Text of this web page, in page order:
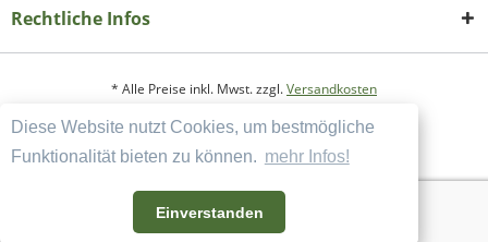
Diese Website nutzt Cookies, um bestmögliche
Funktionalität bieten zu können. mehr Infos!
Einverstanden
Rechtliche Infos
* Alle Preise inkl. Mwst. zzgl.Versandkosten
Copyright
Datenschutzerklärung
Widerrufsbelehrung und Muster-Widerrufsformular
AGB und Kundeninformation